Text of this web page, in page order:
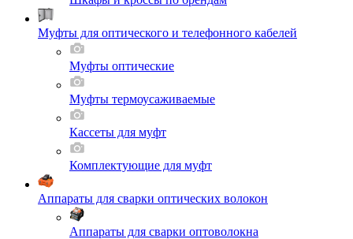
Муфты для оптического и телефонного кабелей
Муфты оптические
Муфты термоусаживаемые
Кассеты для муфт
Комплектующие для муфт
Аппараты для сварки оптических волокон
Аппараты для сварки оптоволокна